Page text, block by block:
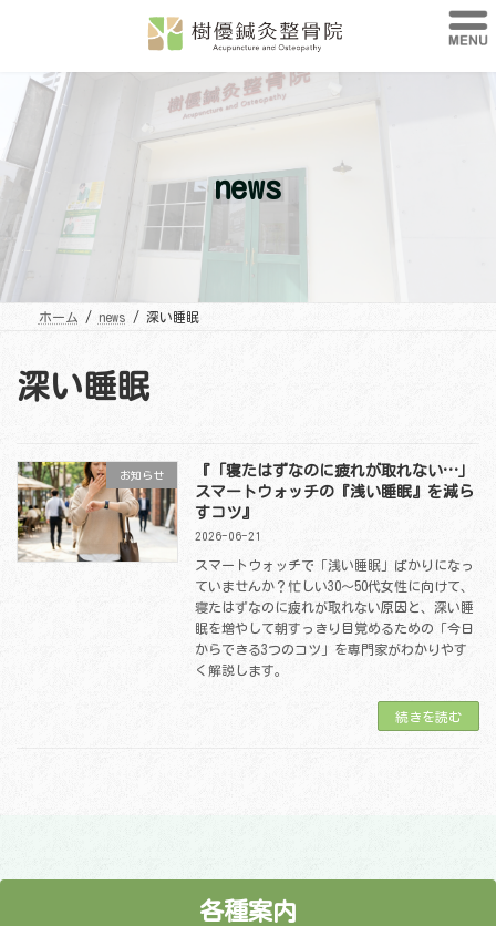
キ
ッ
プ
に
移
動
news
ホーム news 深い睡眠
深い睡眠
お知らせ
『「寝たはずなのに疲れが取れない…」
スマートウォッチの『浅い睡眠』を減ら
すコツ』
2026-06-21
スマートウォッチで「浅い睡眠」ばかりになっ
ていませんか？忙しい30〜50代女性に向けて、
寝たはずなのに疲れが取れない原因と、深い睡
眠を増やして朝すっきり目覚めるための「今日
からできる3つのコツ」を専門家がわかりやす
く解説します。
続きを読む
各種案内